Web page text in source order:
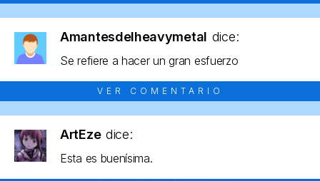
Amantesdelheavymetal dice:
Se refiere a hacer un gran esfuerzo
VER COMENTARIO
ArtEze dice:
Esta es buenísima.